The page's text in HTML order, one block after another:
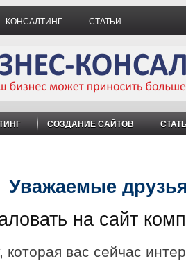
КОНСАЛТИНГ СТАТЬИ
СОЗДАНИЕ САЙТОВ
Уважаемые
на сайт
вас сейчас